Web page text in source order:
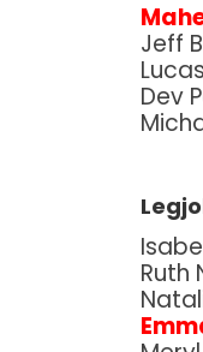
Jeff
Dev
Ruth